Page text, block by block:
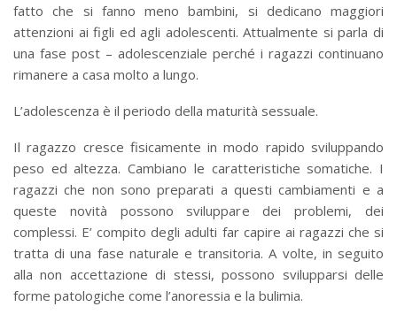
fatto che si fanno meno bambini, si dedicano maggiori
attenzioni ai figli ed agli adolescenti. Attualmente si parla di
una fase post – adolescenziale perché i ragazzi continuano
rimanere a casa molto a lungo.
L’adolescenza è il periodo della maturità sessuale.
Il ragazzo cresce fisicamente in modo rapido sviluppando
peso ed altezza. Cambiano le caratteristiche somatiche. I
ragazzi che non sono preparati a questi cambiamenti e a
queste novità possono sviluppare dei problemi, dei
complessi. E’ compito degli adulti far capire ai ragazzi che si
tratta di una fase naturale e transitoria. A volte, in seguito
alla non accettazione di stessi, possono svilupparsi delle
forme patologiche come l’anoressia e la bulimia.